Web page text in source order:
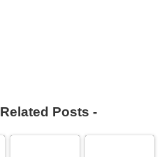
Related Posts -